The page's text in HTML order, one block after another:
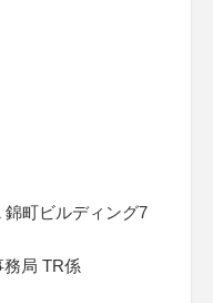
町ビルディング7
務局 TR係